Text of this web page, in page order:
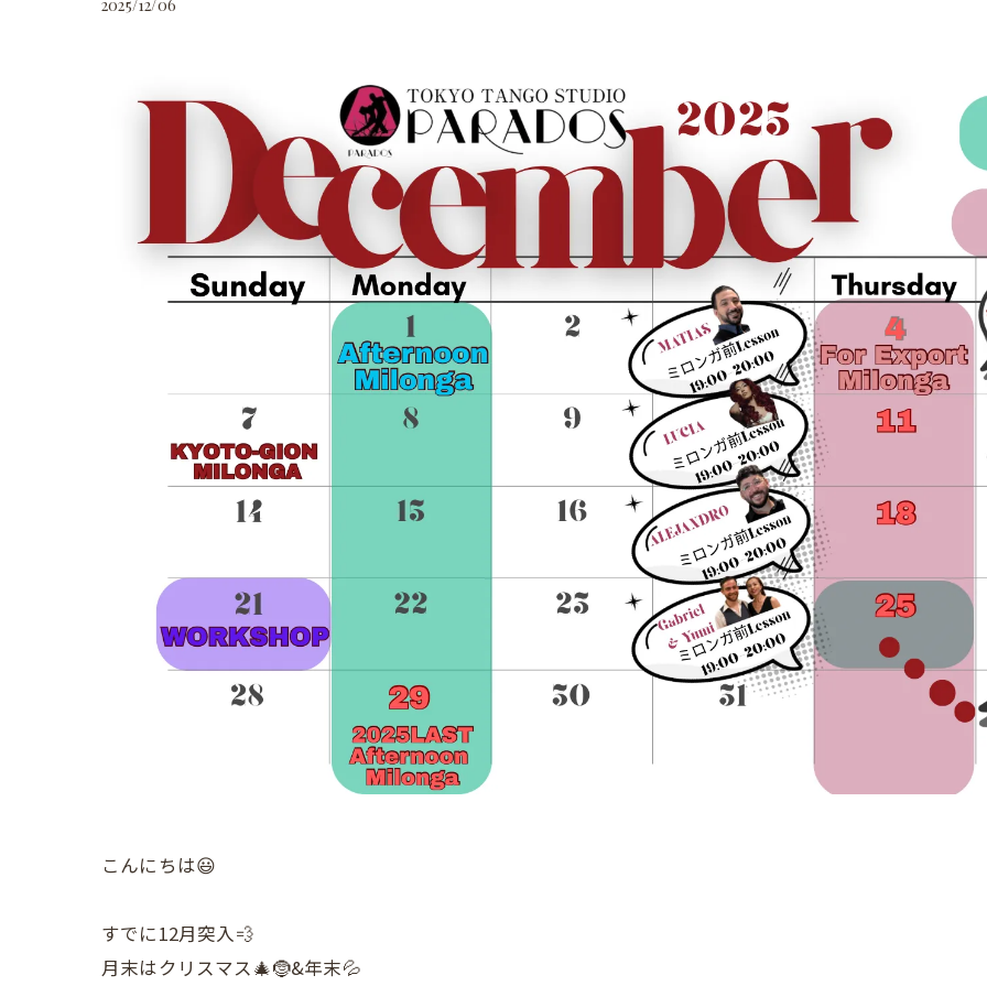
2025/12/06
こんにちは😃
すでに12月突入💨
月末はクリスマス🎄🤶&年末💦